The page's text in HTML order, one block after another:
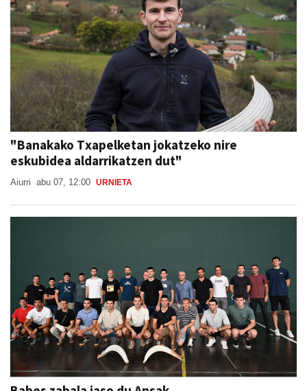
"Banakako Txapelketan jokatzeko nire
eskubidea aldarrikatzen dut"
Aiurri abu 07, 12:00 URNIETA